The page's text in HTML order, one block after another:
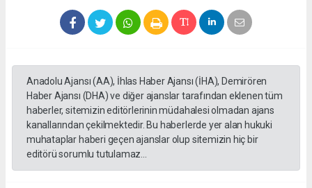
Anadolu Ajansı (AA), İhlas Haber Ajansı (İHA), Demirören
Haber Ajansı (DHA) ve diğer ajanslar tarafından eklenen tüm
haberler, sitemizin editörlerinin müdahalesi olmadan ajans
kanallarından çekilmektedir. Bu haberlerde yer alan hukuki
muhataplar haberi geçen ajanslar olup sitemizin hiç bir
editörü sorumlu tutulamaz...